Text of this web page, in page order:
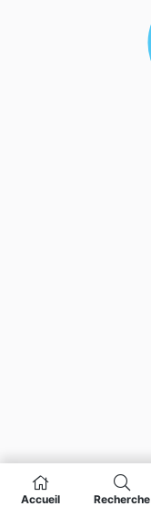
Accueil Recherche